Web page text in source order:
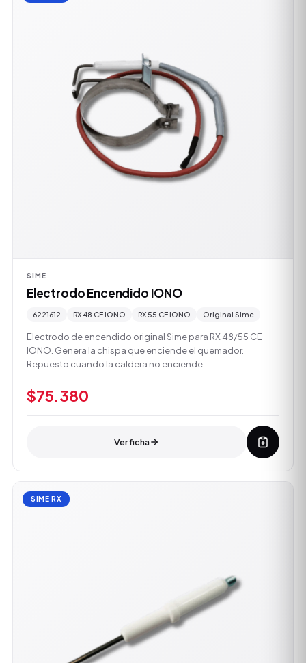
SIME
Electrodo Encendido IONO
6221612 RX 48 CE IONO RX 55 CE IONO Original Sime
Electrodo de encendido original Sime para RX 48/55 CE
IONO. Genera la chispa que enciende el quemador.
Repuesto cuando la caldera no enciende.
$75.380
Ver ficha
SIME RX